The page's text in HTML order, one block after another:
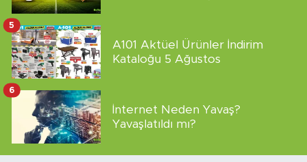
A101 Aktüel Ürünler İndirim
Kataloğu 5 Ağustos
5
İnternet Neden Yavaş?
Yavaşlatıldı mı?
6